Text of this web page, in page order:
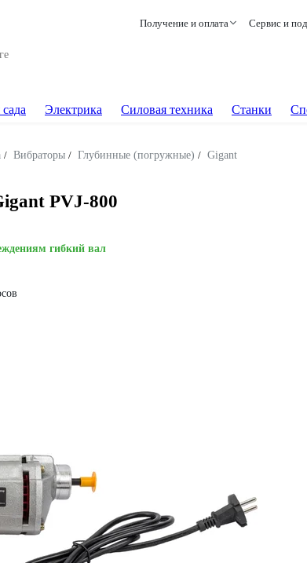
Получение и оплата Сервис и
Электрика Силовая техника Станки
/ Вибраторы / Глубинные (погружные) / Gigant
PVJ-800
гибкий вал